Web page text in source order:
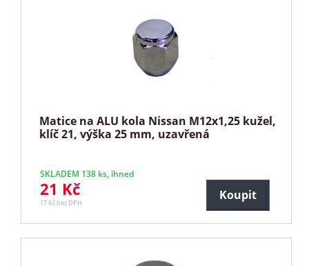
Matice na ALU kola Nissan M12x1,25 kužel,
klíč 21, výška 25 mm, uzavřená
SKLADEM 138 ks, ihned
21 Kč
17 Kč bez DPH
Koupit